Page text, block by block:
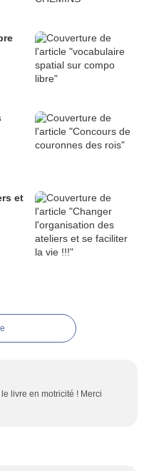
et
livre en motricité ! Merci